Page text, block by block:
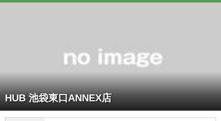
HUB 池袋東口ANNEX店